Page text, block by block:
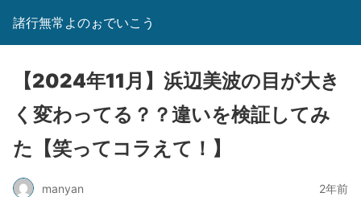
諸行無常よのぉでいこう
【2024年11月】浜辺美波の目が大き
く変わってる？？違いを検証してみ
た【笑ってコラえて！】
manyan 2年前